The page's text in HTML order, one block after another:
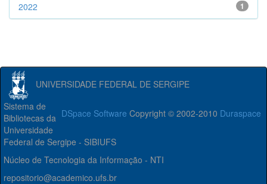
1
2022
UNIVERSIDADE FEDERAL DE SERGIPE
DSpace Software Copyright © 2002-2010 Duraspace
Sistema de
Bibliotecas da
Universidade
Federal de Sergipe - SIBIUFS
Núcleo de Tecnologia da Informação - NTI
repositorio@academico.ufs.br